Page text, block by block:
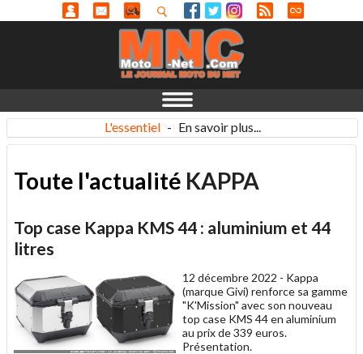
L'essentiel - En savoir plus...
Toute l'actualité KAPPA
Top case Kappa KMS 44 : aluminium et 44
litres
12 décembre 2022 - Kappa
(marque Givi) renforce sa gamme
"K'Mission" avec son nouveau
top case KMS 44 en aluminium
au prix de 339 euros.
Présentation.